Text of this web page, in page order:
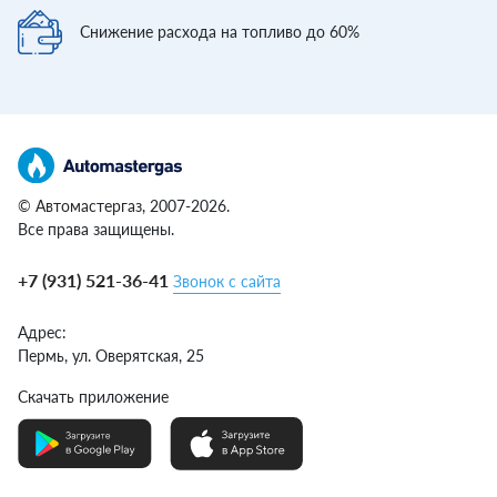
Снижение расхода на топливо до 60%
© Автомастергаз, 2007-2026.
Все права защищены.
+7 (931) 521-36-41 Звонок с сайта
Адрес:
Пермь, ул. Оверятская, 25
Скачать приложение